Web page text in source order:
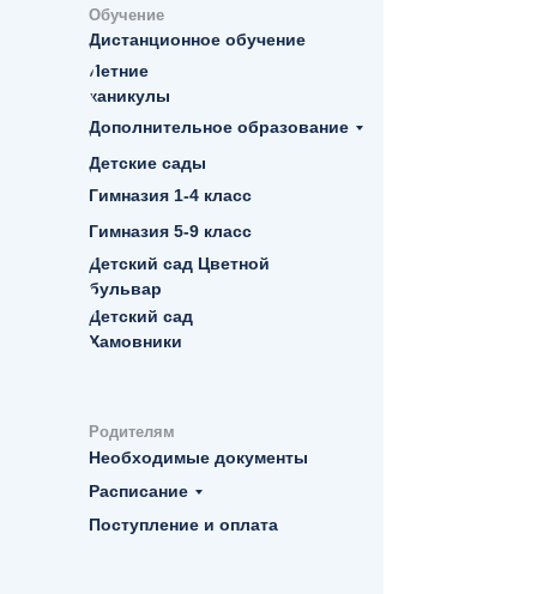
Родителям
Необходимые документы
Расписание
Поступление и оплата
Обучение
Дистанционное обучение
Летние
каникулы
Дополнительное образование
Детские сады
Гимназия 1-4 класс
Гимназия 5-9 класс
Детский сад Цветной
бульвар
Детский сад
Хамовники